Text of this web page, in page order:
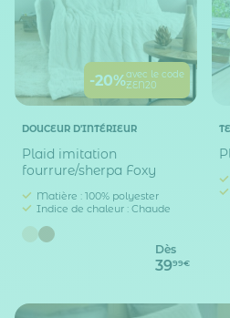
-20%avec le code
ZEN20
DOUCEUR D'INTÉRIEUR
Plaid imitation
fourrure/sherpa Foxy
Matière : 100% polyester
Indice de chaleur : Chaude
Dès
3999€